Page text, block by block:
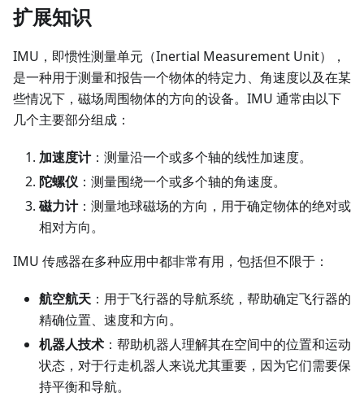
扩展知识
IMU，即惯性测量单元（Inertial Measurement Unit），
是一种用于测量和报告一个物体的特定力、角速度以及在某
些情况下，磁场周围物体的方向的设备。IMU 通常由以下
几个主要部分组成：
加速度计：测量沿一个或多个轴的线性加速度。
陀螺仪 ：测量围绕一个或多个轴的角速度。
磁力计：测量地球磁场的方向，用于确定物体的绝对或
相对方向。
IMU 传感器在多种应用中都非常有用，包括但不限于：
航空航天 ：用于飞行器的导航系统，帮助确定飞行器的
精确位置、速度和方向。
机器人技术 ：帮助机器人理解其在空间中的位置和运动
状态，对于行走机器人来说尤其重要，因为它们需要保
持平衡和导航。